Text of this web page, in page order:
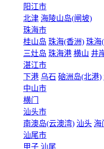
阳江市
北津 海陵山岛(闸坡)
珠海市
桂山岛 珠海(香洲) 珠海
三灶岛 珠海港 横山 井
湛江市
下港 乌石 硇洲岛(北港)
中山市
横门
汕头市
南澳岛(云澳湾) 汕头 海
汕尾市
甲子 汕尾